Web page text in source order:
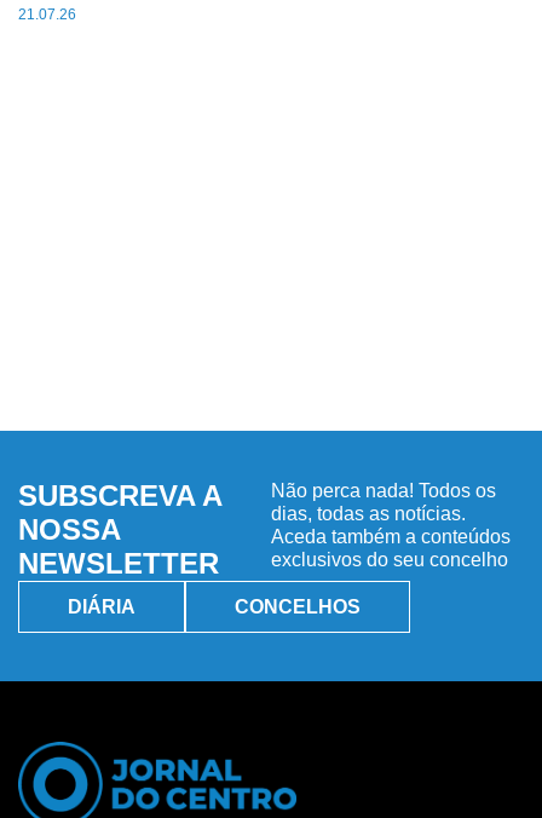
21.07.26
SUBSCREVA A
NOSSA
NEWSLETTER
Não perca nada! Todos os
dias, todas as notícias.
Aceda também a conteúdos
exclusivos do seu concelho
DIÁRIA CONCELHOS